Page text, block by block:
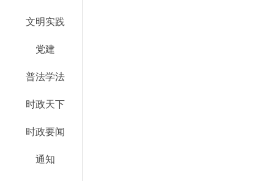
文明实践
党建
普法学法
时政天下
时政要闻
通知